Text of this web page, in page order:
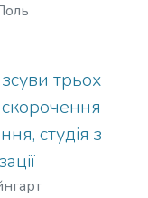
трьох
скорочення
студія з